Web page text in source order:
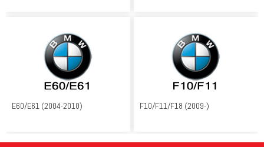
E60/E61 (2004-2010) F10/F11/F18 (2009-)